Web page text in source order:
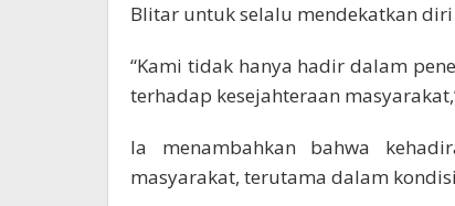
Blitar untuk selalu mendekatkan
“Kami tidak hanya hadir dalam
terhadap kesejahteraan
Ia menambahkan bahwa
masyarakat, terutama dalam